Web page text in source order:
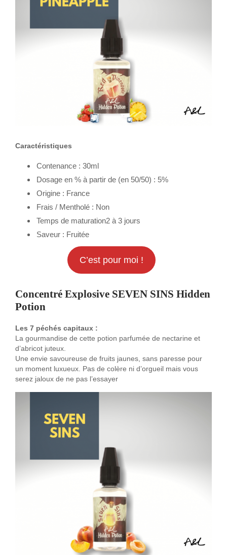
Caractéristiques
Contenance : 30ml
Dosage en % à partir de (en 50/50) : 5%
Origine : France
Frais / Mentholé : Non
Temps de maturation2 à 3 jours
Saveur : Fruitée
C’est pour moi !
Concentré Explosive SEVEN SINS Hidden
Potion
Les 7 péchés capitaux :
La gourmandise de cette potion parfumée de nectarine et
d’abricot juteux.
Une envie savoureuse de fruits jaunes, sans paresse pour
un moment luxueux. Pas de colère ni d’orgueil mais vous
serez jaloux de ne pas l’essayer